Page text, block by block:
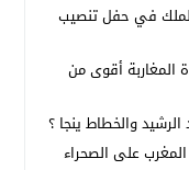
في حفل تنصيب
أقوى من
والخطاط ينجا ؟
على الصحراء